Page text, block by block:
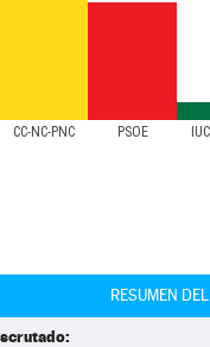
CC-NC-PNC PSOE
RESUMEN